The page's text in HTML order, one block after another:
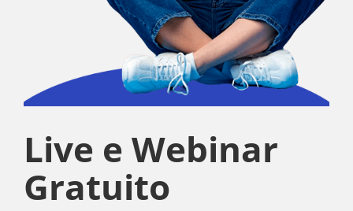
Live e Webinar
Gratuito